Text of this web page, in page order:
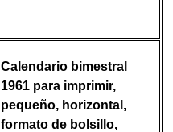
Calendario bimestral
1961 para imprimir,
pequeño, horizontal,
formato de bolsillo,